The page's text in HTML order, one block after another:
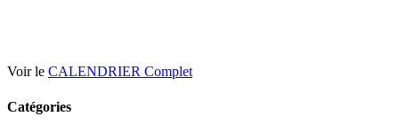
Voir le CALENDRIER Complet
Catégories